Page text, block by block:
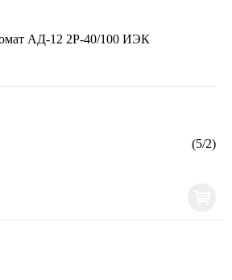
АД-12 2Р-40/100 ИЭК
(5/2)